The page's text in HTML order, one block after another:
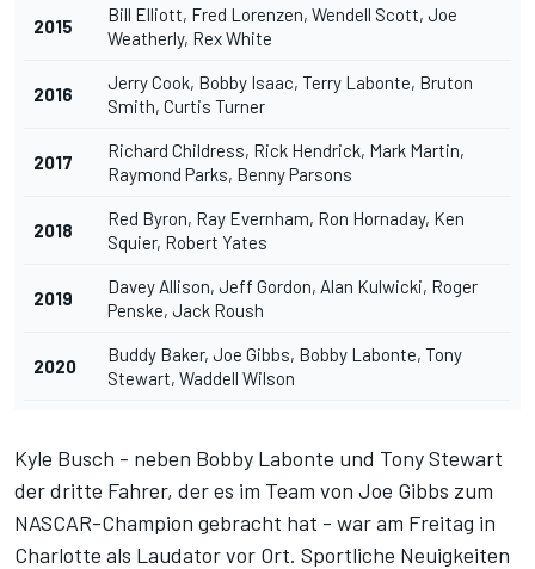
2015
Bill Elliott, Fred Lorenzen, Wendell Scott, Joe
Weatherly, Rex White
2016
Jerry Cook, Bobby Isaac, Terry Labonte, Bruton
Smith, Curtis Turner
2017
Richard Childress, Rick Hendrick, Mark Martin,
Raymond Parks, Benny Parsons
2018
Red Byron, Ray Evernham, Ron Hornaday, Ken
Squier, Robert Yates
2019
Davey Allison, Jeff Gordon, Alan Kulwicki, Roger
Penske, Jack Roush
2020
Buddy Baker, Joe Gibbs, Bobby Labonte, Tony
Stewart, Waddell Wilson
Kyle Busch - neben Bobby Labonte und Tony Stewart
der dritte Fahrer, der es im Team von Joe Gibbs zum
NASCAR-Champion gebracht hat - war am Freitag in
Charlotte als Laudator vor Ort. Sportliche Neuigkeiten